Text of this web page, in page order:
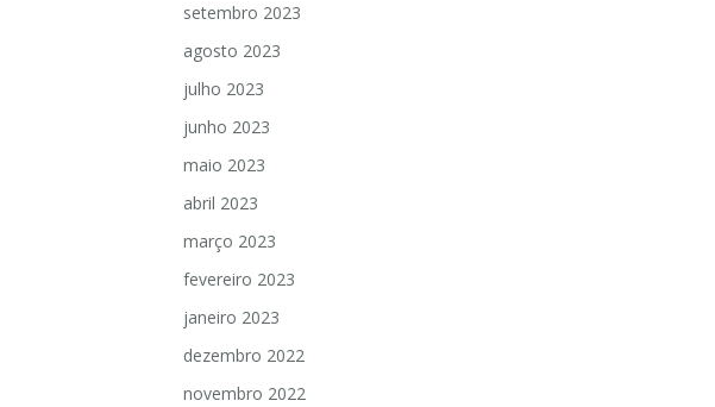
setembro 2023
agosto 2023
julho 2023
junho 2023
maio 2023
abril 2023
março 2023
fevereiro 2023
janeiro 2023
dezembro 2022
novembro 2022